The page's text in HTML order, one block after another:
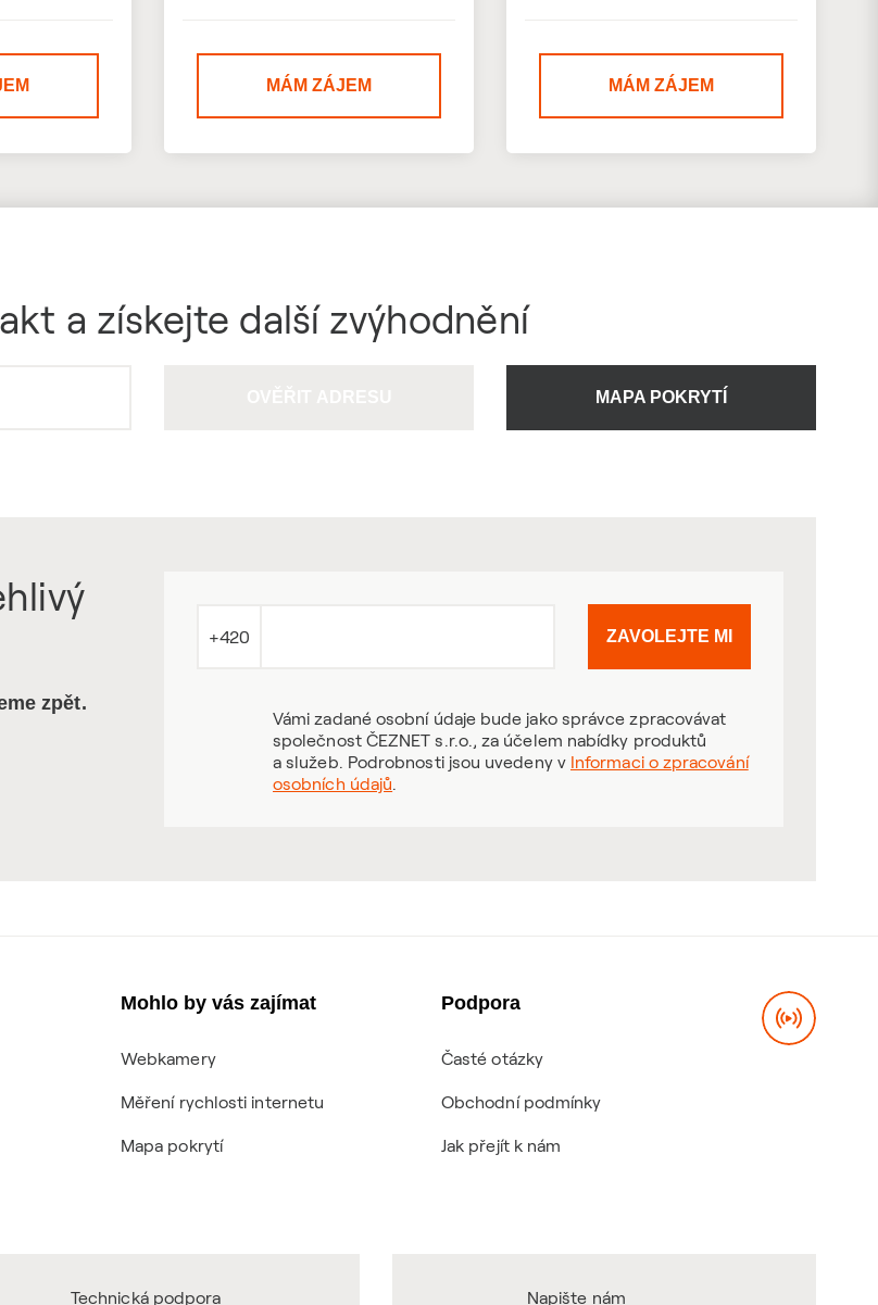
MÁM ZÁJEM MÁM ZÁJEM
a získejte další zvýhodnění
MAPA POKRYTÍ
zpět.
+420
Vámi zadané osobní údaje bude jako správce zpracovávat
společnost ČEZNET s.r.o., za účelem nabídky produktů
a služeb. Podrobnosti jsou uvedeny v Informaci o zpracování
osobních údajů.
ZAVOLEJTE MI
Mohlo by vás zajímat
Webkamery
Měření rychlosti internetu
Mapa pokrytí
Podpora
Časté otázky
Obchodní podmínky
Jak přejít k nám
Technická podpora Napište nám